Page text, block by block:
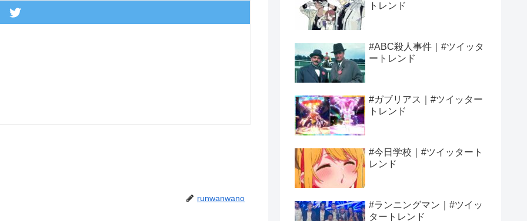
runwanwano
トレンド
#ABC殺人事件｜#ツイッタ
ートレンド
#ガブリアス｜#ツイッター
トレンド
#今日学校｜#ツイッタート
レンド
#ランニングマン｜#ツイッ
タートレンド